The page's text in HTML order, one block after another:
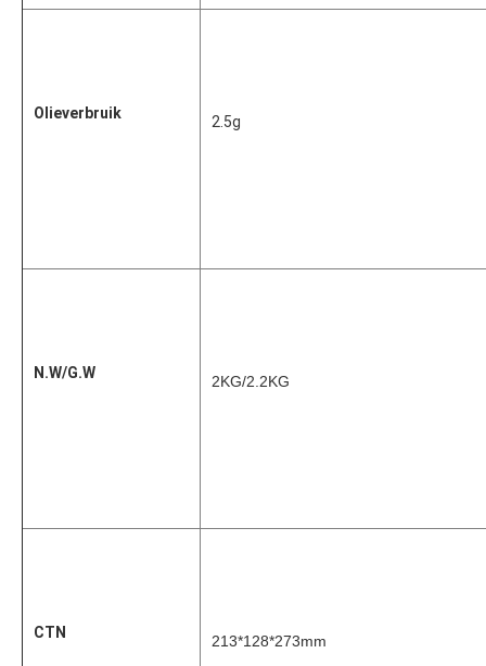
Olieverbruik 2.5g
N.W/G.W 2KG/2.2KG
CTN 213*128*273mm